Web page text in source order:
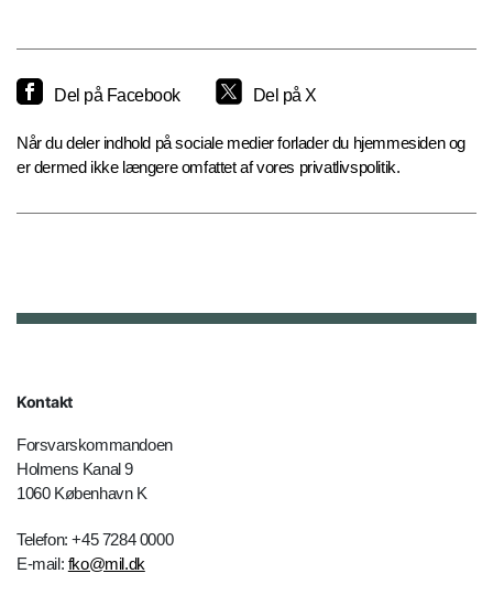
Del på Facebook Del på X
Når du deler indhold på sociale medier forlader du hjemmesiden og
er dermed ikke længere omfattet af vores privatlivspolitik.
Kontakt
Forsvarskommandoen
Holmens Kanal 9
1060 København K
Telefon: +45 7284 0000
E-mail: fko@mil.dk